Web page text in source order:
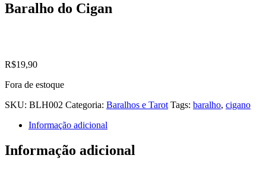
Baralho do Cigan
R$19,90
Fora de estoque
SKU: BLH002 Categoria: Baralhos e Tarot Tags: baralho, cigano
Informação adicional
Informação adicional